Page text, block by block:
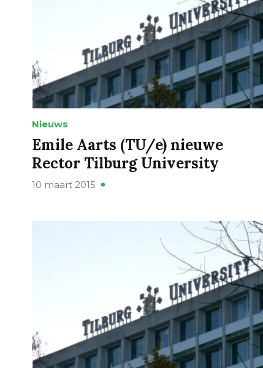
Nieuws
Emile Aarts (TU/e) nieuwe
Rector Tilburg University
10 maart 2015